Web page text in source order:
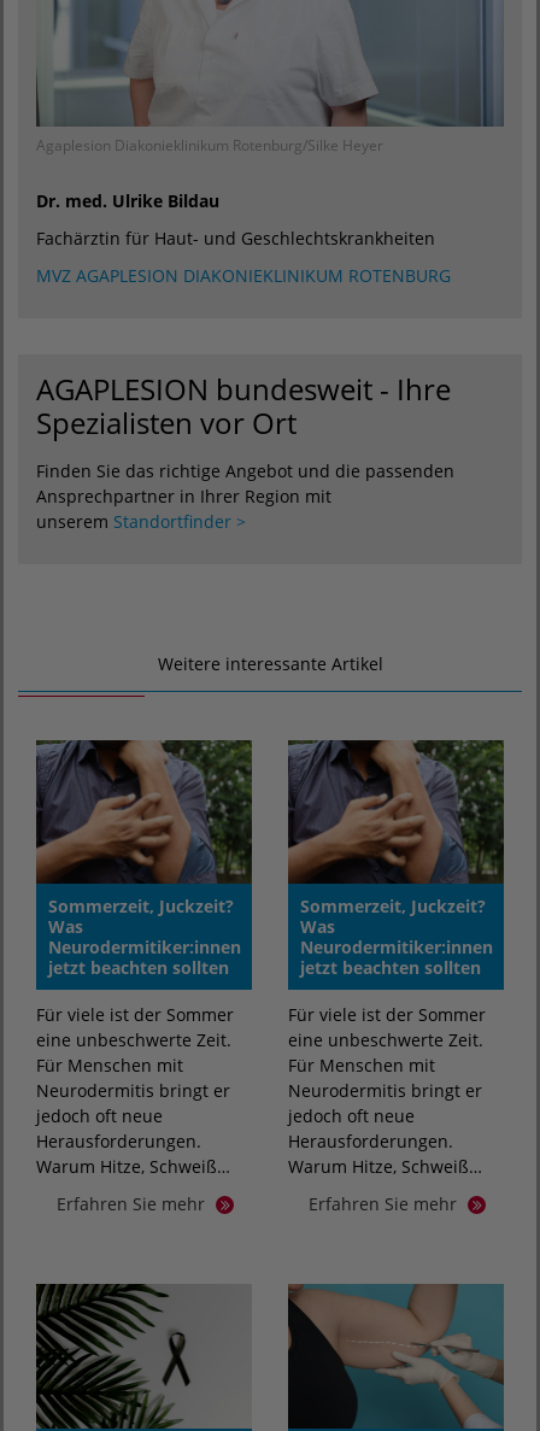
Agaplesion Diakonieklinikum Rotenburg/Silke Heyer
Dr. med. Ulrike Bildau
Fachärztin für Haut- und Geschlechtskrankheiten
MVZ AGAPLESION DIAKONIEKLINIKUM ROTENBURG
AGAPLESION bundesweit - Ihre
Spezialisten vor Ort
Finden Sie das richtige Angebot und die passenden
Ansprechpartner in Ihrer Region mit
unserem Standortfinder >
Weitere interessante Artikel
Sommerzeit, Juckzeit?
Was
Neurodermitiker:innen
jetzt beachten sollten
Für viele ist der Sommer
eine unbeschwerte Zeit.
Für Menschen mit
Neurodermitis bringt er
jedoch oft neue
Herausforderungen.
Warum Hitze, Schweiß…
Erfahren Sie mehr
Sommerzeit, Juckzeit?
Was
Neurodermitiker:innen
jetzt beachten sollten
Für viele ist der Sommer
eine unbeschwerte Zeit.
Für Menschen mit
Neurodermitis bringt er
jedoch oft neue
Herausforderungen.
Warum Hitze, Schweiß…
Erfahren Sie mehr